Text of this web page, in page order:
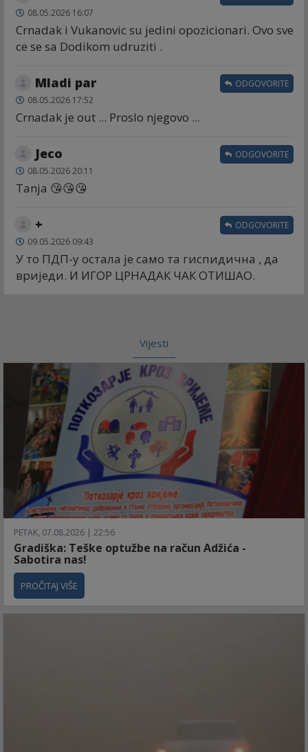
08.05.2026 16:07
Crnadak i Vukanovic su jedini opozicionari. Ovo sve
ce se sa Dodikom udruziti .
Mladi par
08.05.2026 17:52
Crnadak je out ... Proslo njegovo ...
ODGOVORITE
Jeco
08.05.2026 20:11
Tanja 😘😘😘
ODGOVORITE
+
09.05.2026 09:43
У то ПДП-у остала је само та гиспидична , да
вриједи. И ИГОР ЦРНАДАК ЧАК ОТИШАО.
ODGOVORITE
Vijesti
PETAK, 07.08.2026 | 22:56
Gradiška: Teške optužbe na račun Adžića -
Sabotira nas!
PROČITAJ VIŠE